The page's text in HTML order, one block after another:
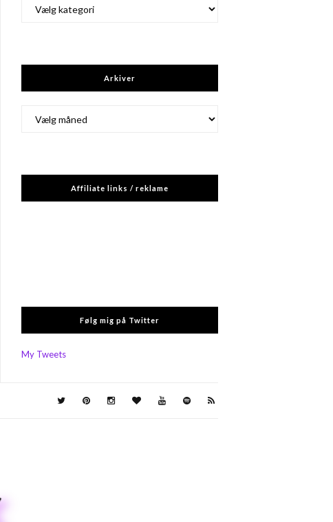
Arkiver
Affiliate links / reklame
Følg mig på Twitter
My Tweets